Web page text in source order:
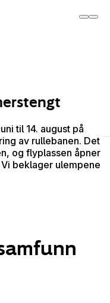
til 14. august på
av rullebanen. Det
og flyplassen åpner
beklager ulempene